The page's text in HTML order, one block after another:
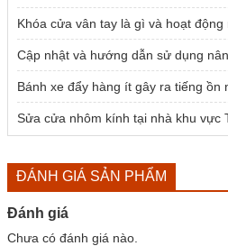
Khóa cửa vân tay là gì và hoạt động
Cập nhật và hướng dẫn sử dụng
Bánh xe đẩy hàng ít gây ra tiếng ồn
Sửa cửa nhôm kính tại nhà khu vực
ĐÁNH GIÁ SẢN PHẨM
Đánh giá
Chưa có đánh giá nào.